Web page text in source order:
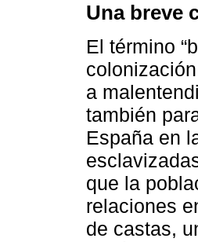
Una breve
El término
a
también
España en
que la
relaciones
de castas,